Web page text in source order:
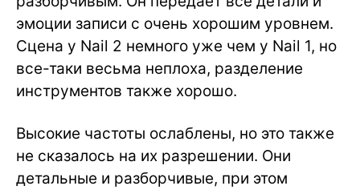
эмоции записи с очень хорошим уровнем.
Сцена у Nail 2 немного уже чем у Nail 1, но
все-таки весьма неплоха, разделение
инструментов также хорошо.
Высокие частоты ослаблены, но это также
не сказалось на их разрешении. Они
детальные и разборчивые, при этом